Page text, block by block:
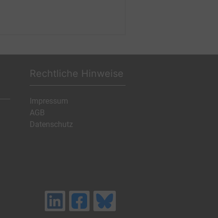
Rechtliche Hinweise
Impressum
AGB
Datenschutz